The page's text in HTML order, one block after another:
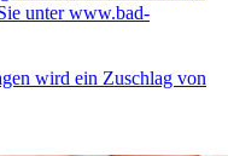
unter www.bad-
wird ein Zuschlag von